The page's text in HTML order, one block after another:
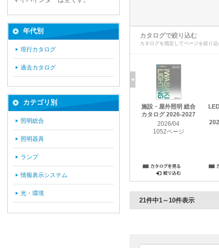
カタログで絞り込む
カタログを指定してページを絞り
施設・屋外照明 総合
カタログ 2026-2027
2026/04
1052ページ
21件中1～10件表示
年代別
現行カタログ
過去カタログ
カテゴリ別
照明総合
照明器具
ランプ
情報表示システム
光・環境